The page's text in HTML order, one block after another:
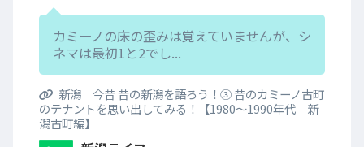
カミーノの床の歪みは覚えていませんが、シ
ネマは最初1と2でし...
新潟 今昔 昔の新潟を語ろう！③ 昔のカミーノ古町
のテナントを思い出してみる！【1980～1990年代 新
潟古町編】